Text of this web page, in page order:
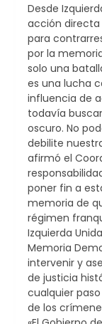
Desde
acción
para
por la
solo una
es una lucha
influencia de
todavía
oscuro. No
debilite
afirmó el
poner fin a
memoria de
régimen
Izquierda
Memoria
intervenir y
de justicia
cualquier
de los